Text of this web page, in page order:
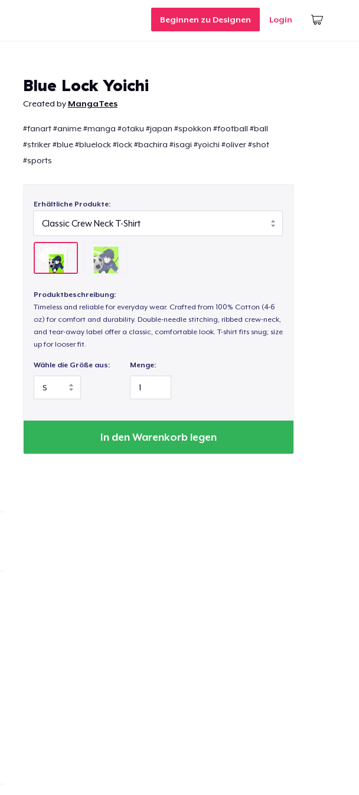
Beginnen zu Designen Login
Blue Lock Yoichi
Created by MangaTees
#fanart #anime #manga #otaku #japan #spokkon #football #ball
#striker #blue #bluelock #lock #bachira #isagi #yoichi #oliver #shot
#sports
Erhältliche Produkte:
Produktbeschreibung:
Timeless and reliable for everyday wear. Crafted from 100% Cotton (4-6
oz) for comfort and durability. Double-needle stitching, ribbed crew-neck,
and tear-away label offer a classic, comfortable look. T-shirt fits snug; size
up for looser fit.
Wähle die Größe aus: Menge:
In den Warenkorb legen